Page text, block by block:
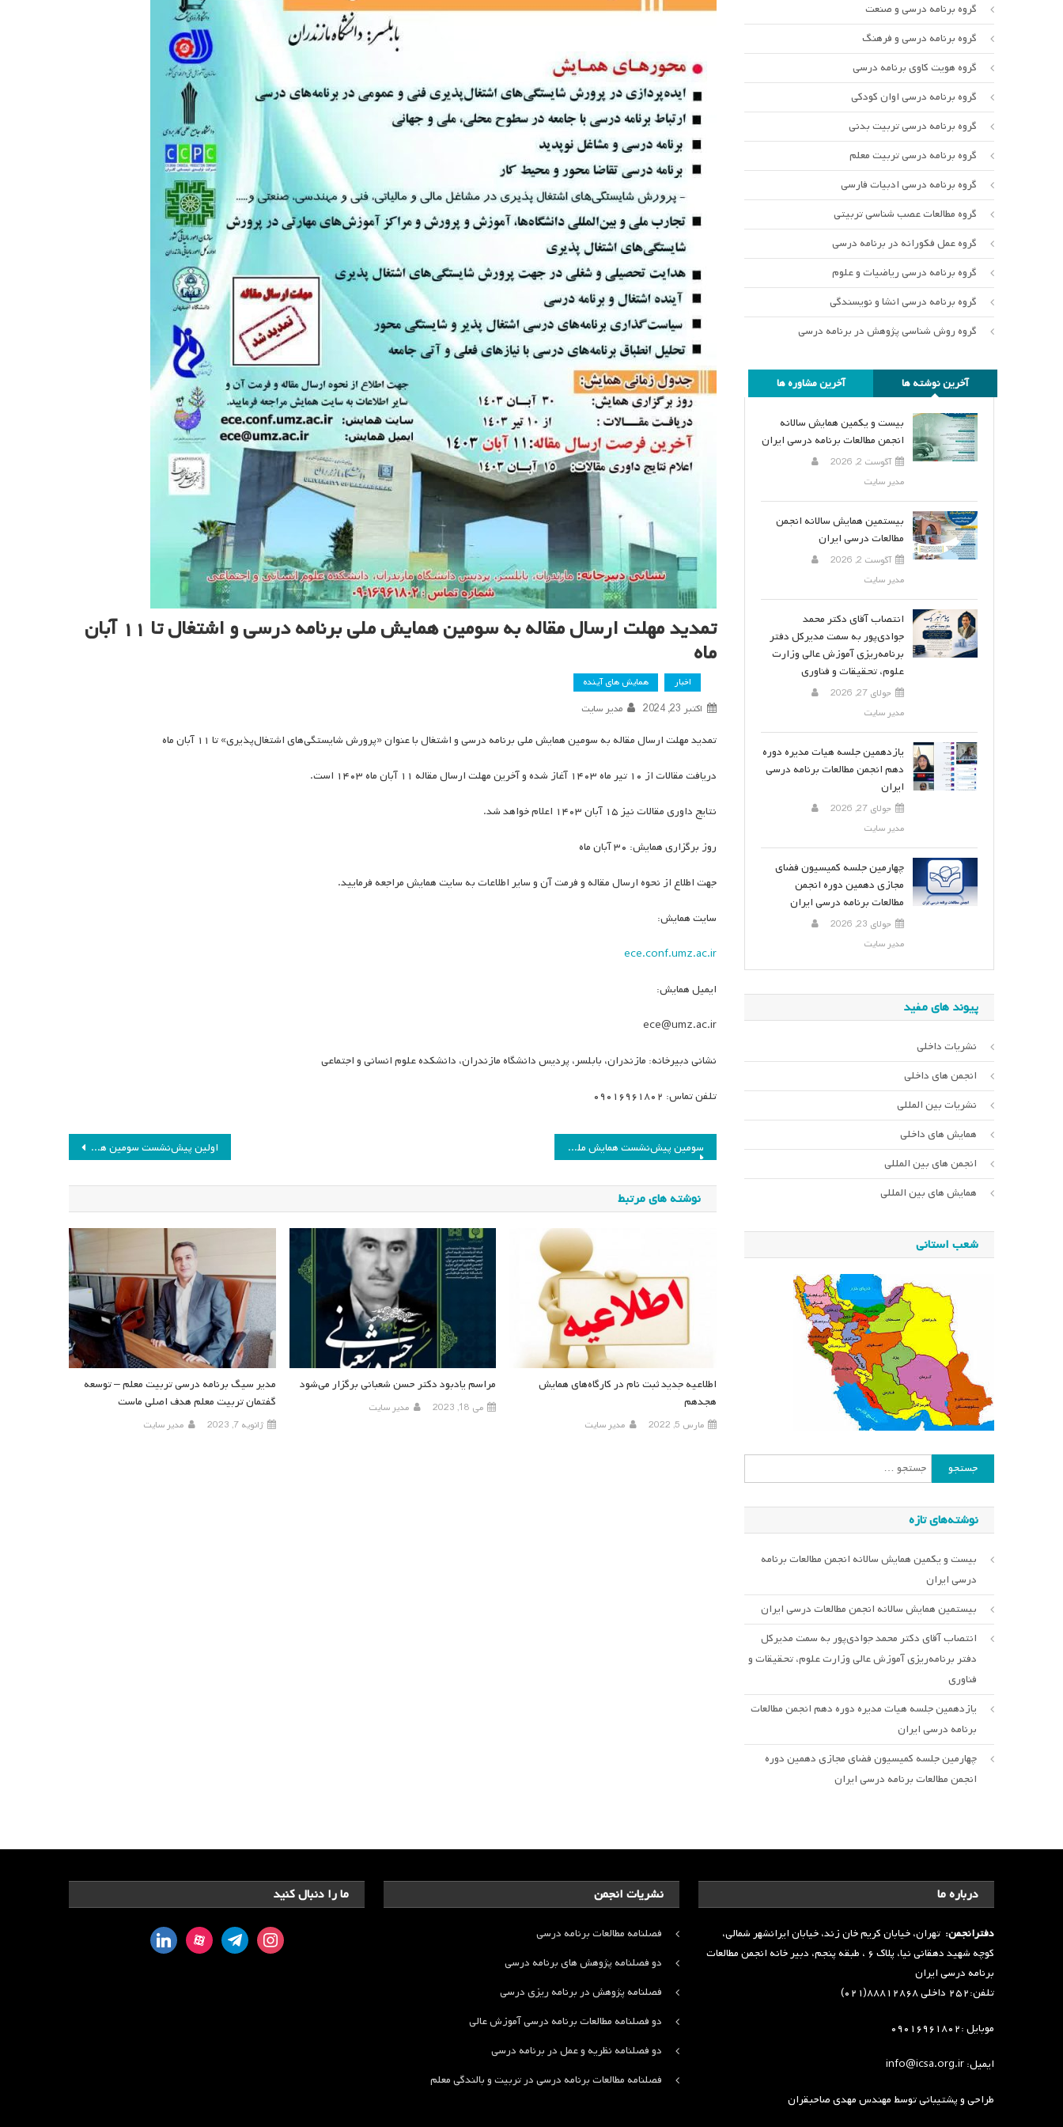
تمدید مهلت ارسال مقاله به سومین همایش ملی برنامه درسی و اشتغال تا ۱۱ آبان
ماه
اخبار همایش های آینده
اکتبر 23, 2024 مدیر سایت
تمدید مهلت ارسال مقاله به سومین همایش ملی برنامه درسی و اشتغال با عنوان «پرورش شایستگی‌های اشتغال‌پذیری» تا ۱۱ آبان ماه
دریافت مقالات از ۱۰ تیر ماه ۱۴۰۳ آغاز شده و آخرین مهلت ارسال مقاله ۱۱ آبان ماه ۱۴۰۳ است.
نتایج داوری مقالات نیز ۱۵ آبان ۱۴۰۳ اعلام خواهد شد.
روز برگزاری همایش: ۳۰ آبان ماه
جهت اطلاع از نحوه ارسال مقاله و فرمت آن و سایر اطلاعات به سایت همایش مراجعه فرمایید.
سایت همایش:
ece.conf.umz.ac.ir
ایمیل همایش:
ece@umz.ac.ir
نشانی دبیرخانه: مازندران، بابلسر، پردیس دانشگاه مازندران، دانشکده علوم انسانی و اجتماعی
تلفن تماس: ۰۹۰۱۶۹۶۱۸۰۲
راهبری
نوشته
اولین پیش‌نشست سومین همایش ملی برنامه درسی و اشتغال برگزار می‌شود سومین پیش‌نشست همایش ملی «برنامه درسی و عدالت» برگزار می‌شود
نوشته های مرتبط
مدیر سیگ برنامه درسی تربیت معلم – توسعه
گفتمان تربیت معلم هدف اصلی ماست
ژانویه 7, 2023 مدیر سایت
مراسم یادبود دکتر حسن شعبانی برگزار می‌شود
می 18, 2023 مدیر سایت
اطلاعیه جدید ثبت نام در کارگاه‌های همایش
هجدهم
مارس 5, 2022 مدیر سایت
گروه برنامه درسی و صنعت
گروه برنامه درسی و فرهنگ
گروه هویت کاوی برنامه درسی
گروه برنامه درسی اوان کودکی
گروه برنامه درسی تربیت بدنی
گروه برنامه درسی تربیت معلم
گروه برنامه درسی ادبیات فارسی
گروه مطالعات عصب شناسی تربیتی
گروه عمل فکورانه در برنامه درسی
گروه برنامه درسی ریاضیات و علوم
گروه برنامه درسی انشا و نویسندگی
گروه روش شناسی پژوهش در برنامه درسی
آخرین نوشته ها آخرین مشاوره ها
بیست و یکمین همایش سالانه
انجمن مطالعات برنامه درسی ایران
آگوست 2, 2026
مدیر سایت
بیستمین همایش سالانه انجمن
مطالعات درسی ایران
آگوست 2, 2026
مدیر سایت
انتصاب آقای دکتر محمد
جوادی‌پور به سمت مدیرکل دفتر
برنامه‌ریزی آموزش عالی وزارت
علوم، تحقیقات و فناوری
جولای 27, 2026
مدیر سایت
یازدهمین جلسه هیات مدیره دوره
دهم انجمن مطالعات برنامه درسی
ایران
جولای 27, 2026
مدیر سایت
چهارمین جلسه کمیسیون فضای
مجازی دهمین دوره انجمن
مطالعات برنامه درسی ایران
جولای 23, 2026
مدیر سایت
پیوند های مفید
نشریات داخلی
انجمن های داخلی
نشریات بین المللی
همایش های داخلی
انجمن های بین المللی
همایش های بین المللی
شعب استانی
جستجو
برای:
نوشته‌های تازه
بیست و یکمین همایش سالانه انجمن مطالعات برنامه
درسی ایران
بیستمین همایش سالانه انجمن مطالعات درسی ایران
انتصاب آقای دکتر محمد جوادی‌پور به سمت مدیرکل
دفتر برنامه‌ریزی آموزش عالی وزارت علوم، تحقیقات و
فناوری
یازدهمین جلسه هیات مدیره دوره دهم انجمن مطالعات
برنامه درسی ایران
چهارمین جلسه کمیسیون فضای مجازی دهمین دوره
انجمن مطالعات برنامه درسی ایران
ما را دنبال کنید
instagram
telegram
aparat
linkedin
نشریات انجمن
فصلنامه مطالعات برنامه درسی
دو فصلنامه پژوهش های برنامه درسی
فصلنامه پژوهش در برنامه ریزی درسی
دو فصلنامه مطالعات برنامه درسی آموزش عالی
دو فصلنامه نظریه و عمل در برنامه درسی
فصلنامه مطالعات برنامه درسی در تربیت و بالندگی معلم
درباره ما
دفترانجمن: تهران، خیابان کریم خان زند، خیابان ایرانشهر شمالی،
کوچه شهید دهقانی نیا، پلاک ۶ ، طبقه پنجم، دبیر خانه انجمن مطالعات
برنامه درسی ایران
تلفن:۲۵۲ داخلی ۸۸۸۱۲۸۶۸(۰۲۱)
موبایل :۰۹۰۱۶۹۶۱۸۰۲
ایمیل: info@icsa.org.ir
طراحی و پشتیبانی توسطمهندس مهدی صاحبقران